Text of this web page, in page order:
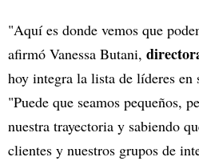
"Aquí es donde vemos que
afirmó Vanessa Butani,
hoy integra la lista de líderes en
"Puede que seamos pequeños,
nuestra trayectoria y sabiendo
clientes y nuestros grupos de